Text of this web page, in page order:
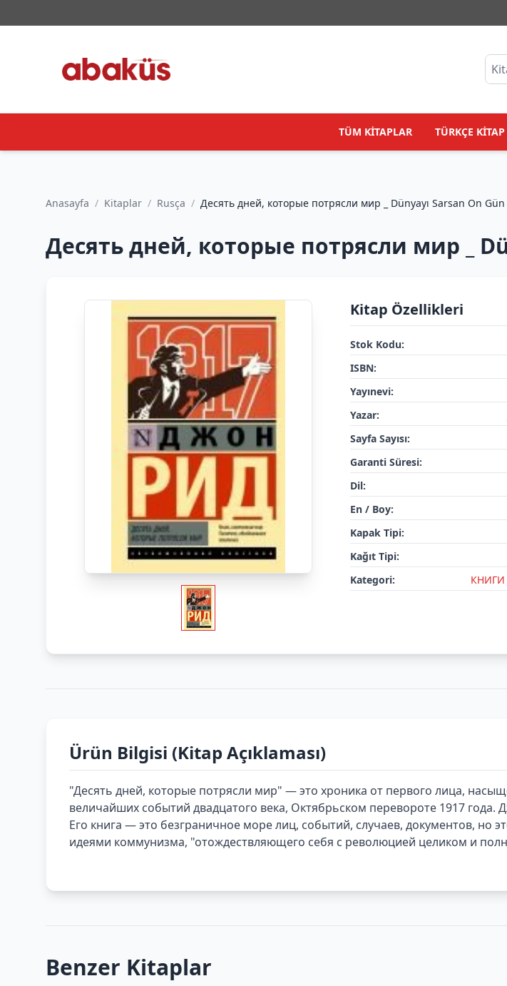
TÜM KİTAPLAR TÜRKÇE KİTAP
Anasayfa / Kitaplar / Rusça / Десять дней, которые потрясли мир _ Dünyayı Sarsan On Gün
Десять дней, которые потрясли мир _
Kitap Özellikleri
Stok Kodu:
ISBN:
Yayınevi:
Yazar:
Sayfa Sayısı:
Garanti Süresi:
Dil:
En / Boy:
Kapak Tipi:
Kağıt Tipi:
Kategori:
Ürün Bilgisi (Kitap Açıklaması)
"Десять дней, которые потрясли мир" — это хроника от первого лица,
величайших событий двадцатого века, Октябрьском перевороте 1917 года.
Его книга — это безграничное море лиц, событий, случаев, документов, но
идеями коммунизма, "отождествляющего себя с революцией целиком и
Benzer Kitaplar